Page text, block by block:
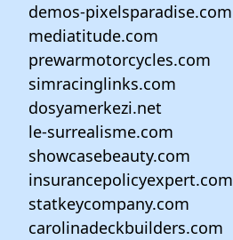
demos-pixelsparadise.com
mediatitude.com
prewarmotorcycles.com
simracinglinks.com
dosyamerkezi.net
le-surrealisme.com
showcasebeauty.com
insurancepolicyexpert.com
statkeycompany.com
carolinadeckbuilders.com